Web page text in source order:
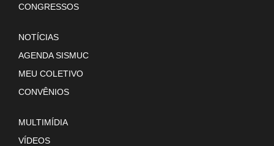
CONGRESSOS
NOTÍCIAS
AGENDA SISMUC
MEU COLETIVO
CONVÊNIOS
MULTIMÍDIA
VÍDEOS